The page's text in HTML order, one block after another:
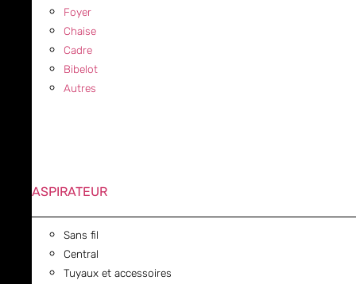
Foyer
Chaise
Cadre
Bibelot
Autres
ASPIRATEUR
Sans fil
Central
Tuyaux et accessoires